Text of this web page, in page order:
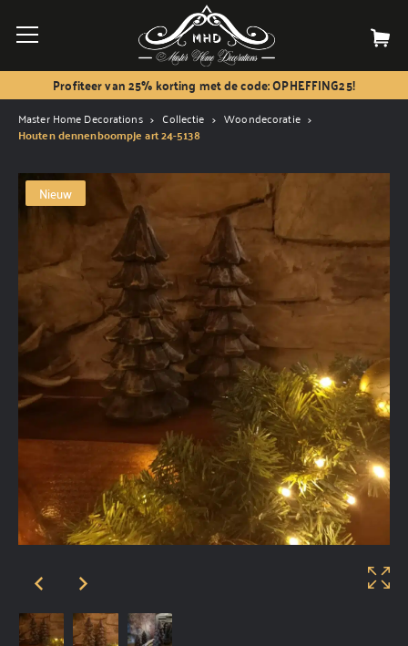
Profiteer van 25% korting met de code: OPHEFFING25!
Master Home Decorations Collectie Woondecoratie
Houten dennenboompje art 24-5138
Nieuw